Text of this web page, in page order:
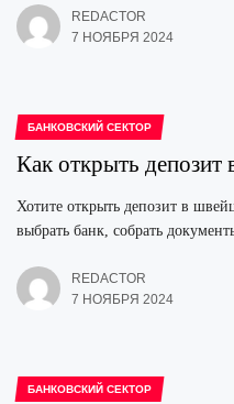
REDACTOR
7 НОЯБРЯ 2024
БАНКОВСКИЙ СЕКТОР
Как открыть депозит
Хотите открыть депозит в
выбрать банк, собрать
REDACTOR
7 НОЯБРЯ 2024
БАНКОВСКИЙ СЕКТОР